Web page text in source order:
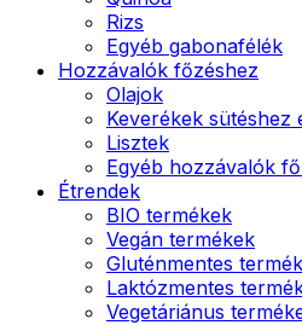
Rizs
Egyéb gabonafélék
Hozzávalók főzéshez
Olajok
Keverékek sütéshez
Lisztek
Egyéb hozzávalók
Étrendek
BIO termékek
Vegán termékek
Gluténmentes
Laktózmentes
Vegetáriánus